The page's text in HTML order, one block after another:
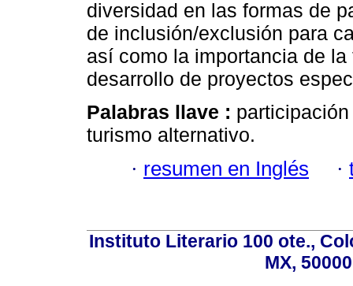
diversidad en las formas de
de inclusión/exclusión para
así como la importancia de
desarrollo de proyectos
Palabras llave :
turismo alternativo.
· resumen en Inglés ·
Instituto Literario 100 ote.,
MX,